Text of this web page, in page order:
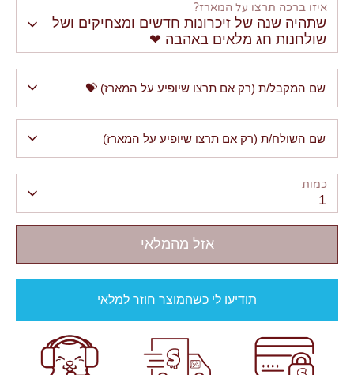
איזו ברכה תרצו על המארז?
שתהיה שנה של זיכרונות חדשים ומצחיקים ושל
שולחנות חג מלאים באהבה ❤
שם המקבל/ת (רק אם תרצו שיופיע על המארז) 💝
שם השולח/ת (רק אם תרצו שיופיע על המארז)
כמות
1
אזל מהמלאי
תודיעו לי כשהמוצר חוזר למלאי